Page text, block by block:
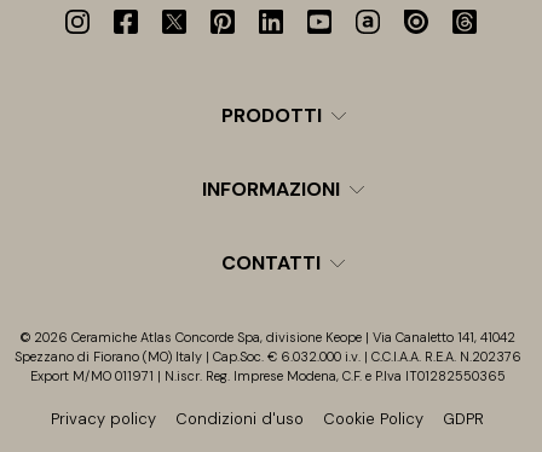
PRODOTTI
INFORMAZIONI
CONTATTI
© 2026 Ceramiche Atlas Concorde Spa, divisione Keope | Via Canaletto 141, 41042
Spezzano di Fiorano (MO) Italy | Cap.Soc. € 6.032.000 i.v. | C.C.I.A.A. R.E.A. N.202376
Export M/MO 011971 | N.iscr. Reg. Imprese Modena, C.F. e P.Iva IT01282550365
Privacy policy Condizioni d'uso Cookie Policy GDPR